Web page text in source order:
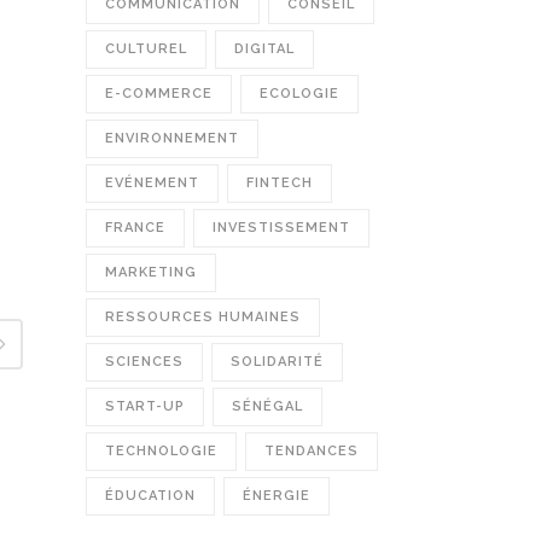
COMMUNICATION CONSEIL
CULTUREL DIGITAL
E-COMMERCE ECOLOGIE
ENVIRONNEMENT
EVÉNEMENT FINTECH
FRANCE INVESTISSEMENT
MARKETING
RESSOURCES HUMAINES
SCIENCES SOLIDARITÉ
START-UP SÉNÉGAL
TECHNOLOGIE TENDANCES
ÉDUCATION ÉNERGIE